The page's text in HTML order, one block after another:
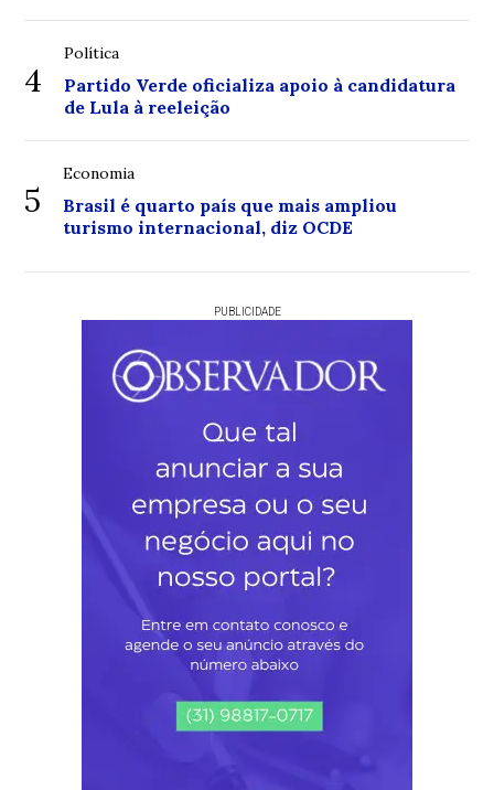
4
Política
Partido Verde oficializa apoio à candidatura
de Lula à reeleição
5
Economia
Brasil é quarto país que mais ampliou
turismo internacional, diz OCDE
PUBLICIDADE